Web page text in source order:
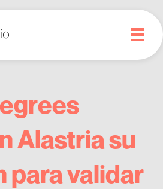
Alastria su
para validar